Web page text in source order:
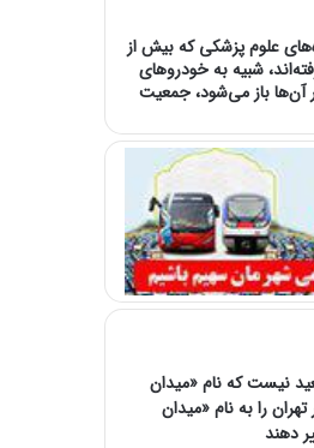
علوم پزشکی که بیش از
شبیه به خودرو‌های
آن‌ها باز می‌شود، جمعیت
نیست که نام «میدان
تهران را به نام «میدان
دهند